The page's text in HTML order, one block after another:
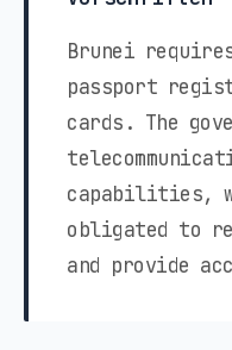
Brunei
passport
cards. The
capabilities,
obligated to
and provide